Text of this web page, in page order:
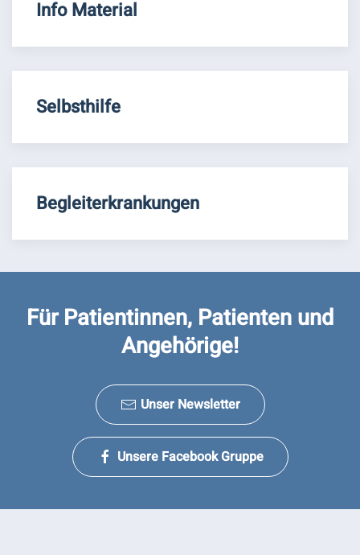
Info Material
Selbsthilfe
Begleiterkrankungen
Für Patientinnen, Patienten und
Angehörige!
Unser Newsletter
Unsere Facebook Gruppe